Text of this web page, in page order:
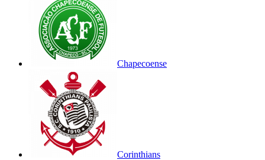
Chapecoense
Corinthians